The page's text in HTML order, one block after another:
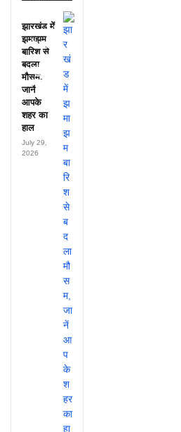
25
अफसरों
के नाम,
हर महीने
पहुंचते थे
लाखों!
झारखंड में
झमाझम
बारिश से
बदला
मौसम,
जानें
आपके
शहर का
हाल
July 29,
2026